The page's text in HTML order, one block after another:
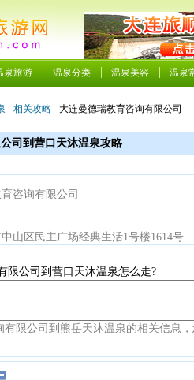
泉旅游 温泉分类 温泉美容 温泉
- 相关攻略 - 大连曼德瑞教育咨询有限公司
司到营口天沐温泉攻略
咨询有限公司
山区民主广场经典生活1号楼1614号
限公司到营口天沐温泉怎么走?
有限公司到熊岳天沐温泉的相关信息